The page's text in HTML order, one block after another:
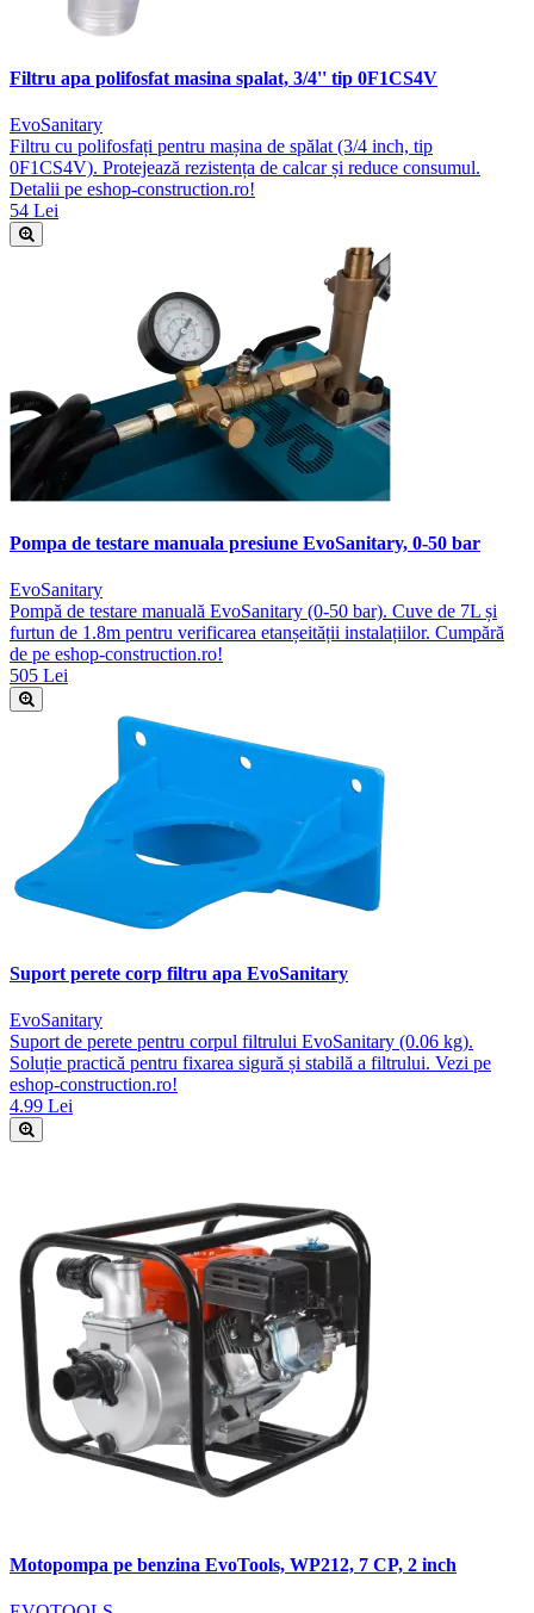
Filtru apa polifosfat masina spalat, 3/4'' tip 0F1CS4V
EvoSanitary
Filtru cu polifosfați pentru mașina de spălat (3/4 inch, tip
0F1CS4V). Protejează rezistența de calcar și reduce consumul.
Detalii pe eshop-construction.ro!
54 Lei
Pompa de testare manuala presiune EvoSanitary, 0-50 bar
EvoSanitary
Pompă de testare manuală EvoSanitary (0-50 bar). Cuve de 7L și
furtun de 1.8m pentru verificarea etanșeității instalațiilor. Cumpără
de pe eshop-construction.ro!
505 Lei
Suport perete corp filtru apa EvoSanitary
EvoSanitary
Suport de perete pentru corpul filtrului EvoSanitary (0.06 kg).
Soluție practică pentru fixarea sigură și stabilă a filtrului. Vezi pe
eshop-construction.ro!
4.99 Lei
Motopompa pe benzina EvoTools, WP212, 7 CP, 2 inch